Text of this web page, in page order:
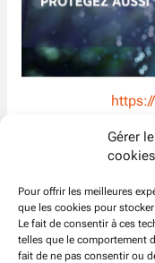
Gérer
cookies
Pour offrir les meilleures
que les cookies pour
Le fait de consentir à ces
telles que le comportement
fait de ne pas consentir ou
Notre
Travaillons
LaCFDTlutte